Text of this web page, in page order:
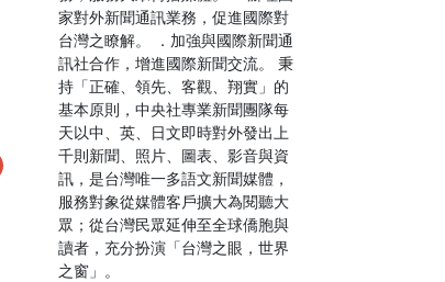
家對外新聞通訊業務，促進國際對
台灣之瞭解。 ．加強與國際新聞通
訊社合作，增進國際新聞交流。 秉
持「正確、領先、客觀、翔實」的
基本原則，中央社專業新聞團隊每
天以中、英、日文即時對外發出上
千則新聞、照片、圖表、影音與資
訊，是台灣唯一多語文新聞媒體，
服務對象從媒體客戶擴大為閱聽大
眾；從台灣民眾延伸至全球僑胞與
讀者，充分扮演「台灣之眼，世界
之窗」。